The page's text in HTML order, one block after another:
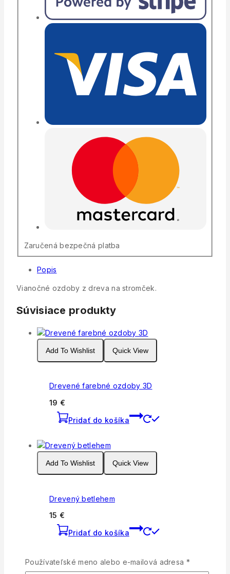
Zaručená bezpečná platba
Popis
Vianočné ozdoby z dreva na stromček.
Súvisiace produkty
Add To Wishlist Quick View
Drevené farebné ozdoby 3D
19 €
Pridať do košíka
Add To Wishlist Quick View
Drevený betlehem
15 €
Pridať do košíka
Používateľské meno alebo e-mailová adresa *Povinné